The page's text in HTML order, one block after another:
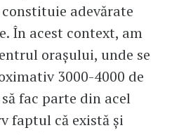
adevărate
În acest context, am
oraşului, unde se
3000-4000 de
fac parte din acel
faptul că există şi